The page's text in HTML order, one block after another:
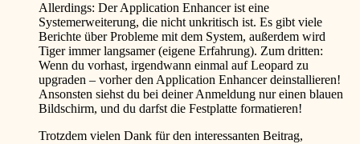
Allerdings: Der Application Enhancer ist eine
Systemerweiterung, die nicht unkritisch ist. Es gibt viele
Berichte über Probleme mit dem System, außerdem wird
Tiger immer langsamer (eigene Erfahrung). Zum dritten:
Wenn du vorhast, irgendwann einmal auf Leopard zu
upgraden – vorher den Application Enhancer deinstallieren!
Ansonsten siehst du bei deiner Anmeldung nur einen blauen
Bildschirm, und du darfst die Festplatte formatieren!
Trotzdem vielen Dank für den interessanten Beitrag,